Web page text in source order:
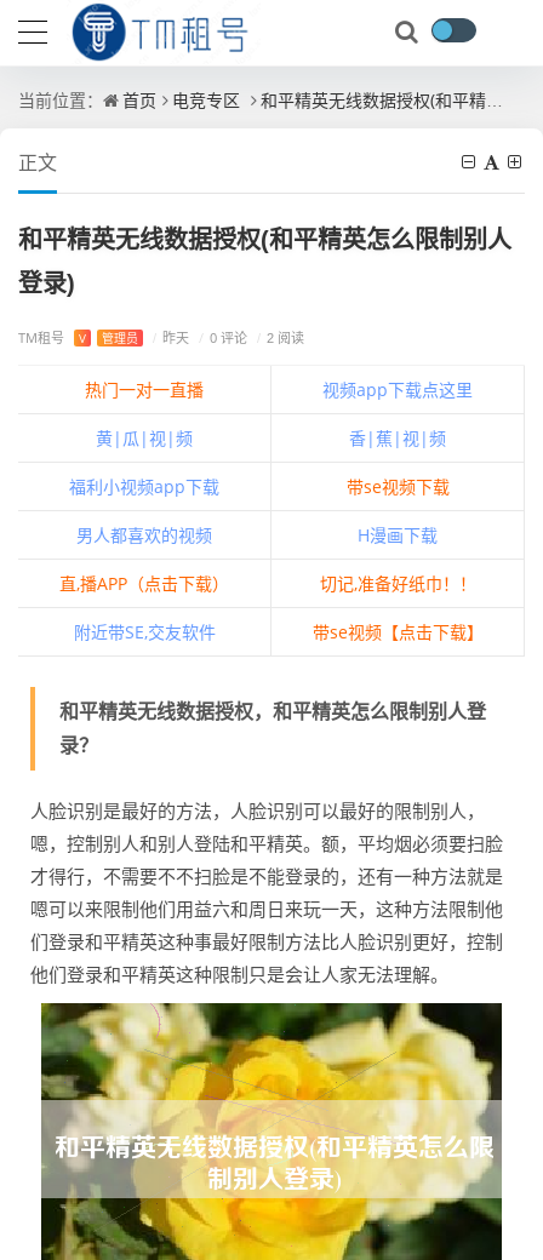
当前位置： 首页 电竞专区 和平精英无线数据授权(和平精英怎么限制别人登录)
正文
和平精英无线数据授权(和平精英怎么限制别人
登录)
TM租号 V 管理员 / 昨天 / 0 评论 / 2 阅读
热门一对一直播 视频app下载点这里
黄|瓜|视|频 香|蕉|视|频
福利小视频app下载 带se视频下载
男人都喜欢的视频 H漫画下载
直,播APP（点击下载） 切记,准备好纸巾！！
附近带SE,交友软件 带se视频【点击下载】
和平精英无线数据授权，和平精英怎么限制别人登
录？
人脸识别是最好的方法，人脸识别可以最好的限制别人，
嗯，控制别人和别人登陆和平精英。额，平均烟必须要扫脸
才得行，不需要不不扫脸是不能登录的，还有一种方法就是
嗯可以来限制他们用益六和周日来玩一天，这种方法限制他
们登录和平精英这种事最好限制方法比人脸识别更好，控制
他们登录和平精英这种限制只是会让人家无法理解。